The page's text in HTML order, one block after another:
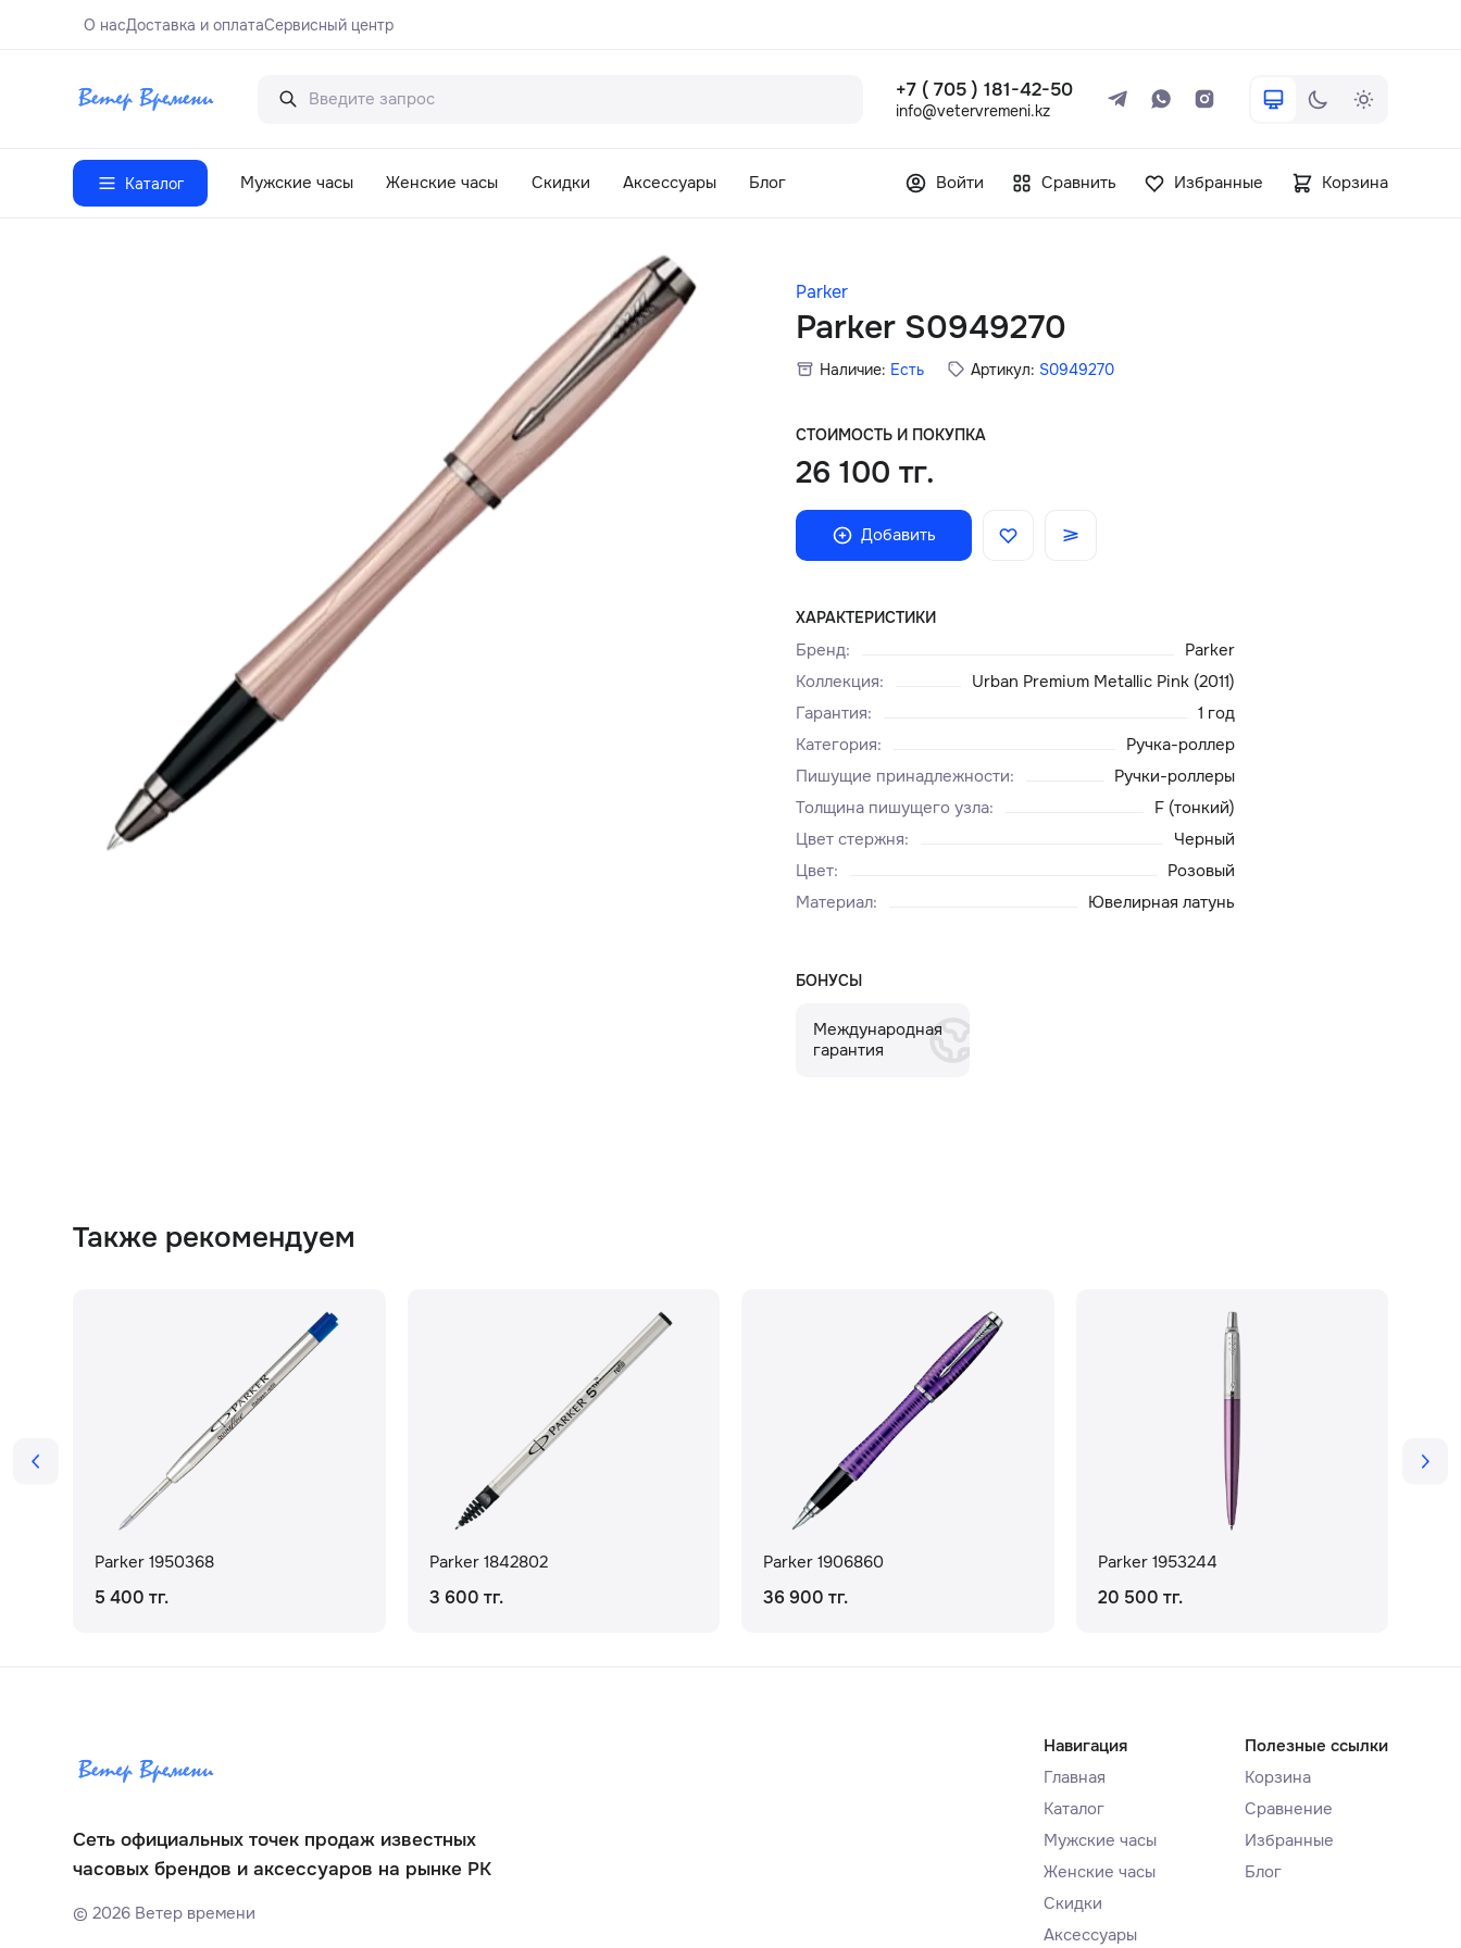
О насДоставка и оплатаСервисный центр
+7 ( 705 ) 181-42-50
info@vetervremeni.kz
Каталог Мужские часы Женские часы Скидки Аксессуары Блог Войти Сравнить Избранные Корзина
Parker
Parker S0949270
Наличие: Есть Артикул: S0949270
СТОИМОСТЬ И ПОКУПКА
26 100 тг.
Добавить
ХАРАКТЕРИСТИКИ
Бренд:
Parker
Коллекция:
Urban Premium Metallic Pink (2011)
Гарантия:
1 год
Категория:
Ручка-роллер
Пишущие принадлежности:
Ручки-роллеры
Толщина пишущего узла:
F (тонкий)
Цвет стержня:
Черный
Цвет:
Розовый
Материал: Ювелирная латунь
БОНУСЫ
Международная
гарантия
Также рекомендуем
Parker 1950368
5 400 тг.
Parker 1842802
3 600 тг.
Parker 1906860
36 900 тг.
Parker 1953244
20 500 тг.
Сеть официальных точек продаж известных
часовых брендов и аксессуаров на рынке РК
©2026 Ветер времени
Навигация
Главная
Каталог
Мужские часы
Женские часы
Скидки
Аксессуары
Полезные ссылки
Корзина
Сравнение
Избранные
Блог
+7 ( 705 ) 181-42-50
Каталог
Главная
Доставка и оплата
Сервисный центр